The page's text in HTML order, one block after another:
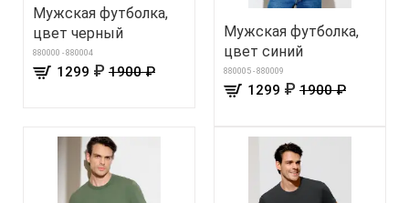
Мужская футболка,
цвет черный
880000 - 880004
1299 ₽ 1900 ₽
Мужская футболка,
цвет синий
880005 - 880009
1299 ₽ 1900 ₽